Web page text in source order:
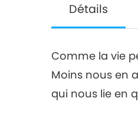
Détails
Comme la vie
Moins nous en
qui nous lie en